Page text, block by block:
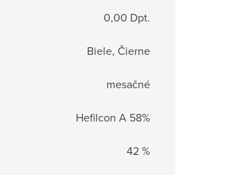
0,00 Dpt.
Biele, Čierne
mesačné
Hefilcon A 58%
42 %